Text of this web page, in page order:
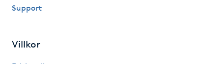
Support
Villkor